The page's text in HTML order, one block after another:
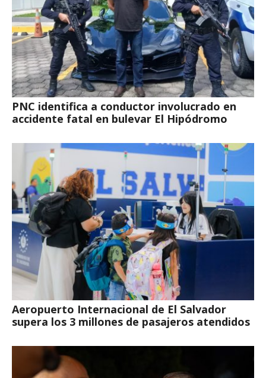
PNC identifica a conductor involucrado en
accidente fatal en bulevar El Hipódromo
Aeropuerto Internacional de El Salvador
supera los 3 millones de pasajeros atendidos